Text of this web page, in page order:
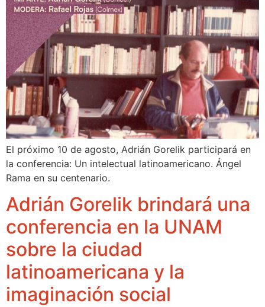
El próximo 10 de agosto, Adrián Gorelik participará en
la conferencia: Un intelectual latinoamericano. Ángel
Rama en su centenario.
Adrián Gorelik brindará una
conferencia en la UNAM
sobre la ciudad
latinoamericana y la
imaginación social